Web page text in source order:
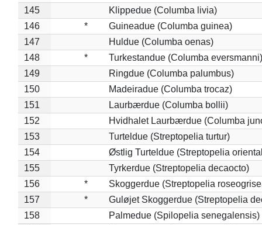
145
Klippedue (Columba livia)
146
*
Guineadue (Columba guinea)
147
Huldue (Columba oenas)
148
*
Turkestandue (Columba eversmanni)
149
Ringdue (Columba palumbus)
150
Madeiradue (Columba trocaz)
151
Laurbærdue (Columba bollii)
152
Hvidhalet Laurbærdue (Columba
153
Turteldue (Streptopelia turtur)
154
Østlig Turteldue (Streptopelia
155
Tyrkerdue (Streptopelia decaocto)
156
*
Skoggerdue (Streptopelia
157
*
Guløjet Skoggerdue (Streptopelia
158
Palmedue (Spilopelia senegalensis)